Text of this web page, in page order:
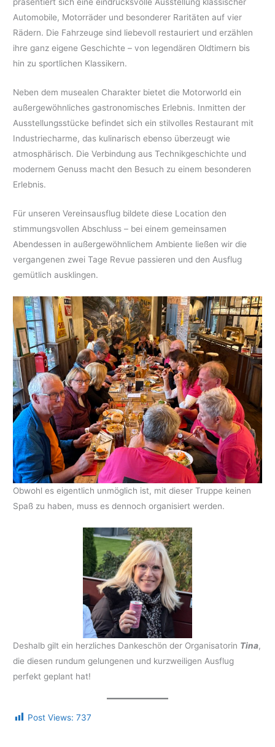
Automobile, Motorräder und besonderer Raritäten auf vier
Rädern. Die Fahrzeuge sind liebevoll restauriert und erzählen
ihre ganz eigene Geschichte – von legendären Oldtimern bis
hin zu sportlichen Klassikern.
Neben dem musealen Charakter bietet die Motorworld ein
außergewöhnliches gastronomisches Erlebnis. Inmitten der
Ausstellungsstücke befindet sich ein stilvolles Restaurant mit
Industriecharme, das kulinarisch ebenso überzeugt wie
atmosphärisch. Die Verbindung aus Technikgeschichte und
modernem Genuss macht den Besuch zu einem besonderen
Erlebnis.
Für unseren Vereinsausflug bildete diese Location den
stimmungsvollen Abschluss – bei einem gemeinsamen
Abendessen in außergewöhnlichem Ambiente ließen wir die
vergangenen zwei Tage Revue passieren und den Ausflug
gemütlich ausklingen.
Obwohl es eigentlich unmöglich ist, mit dieser Truppe keinen
Spaß zu haben, muss es dennoch organisiert werden.
Deshalb gilt ein herzliches Dankeschön der Organisatorin Tina,
die diesen rundum gelungenen und kurzweiligen Ausflug
perfekt geplant hat!
Post Views: 737